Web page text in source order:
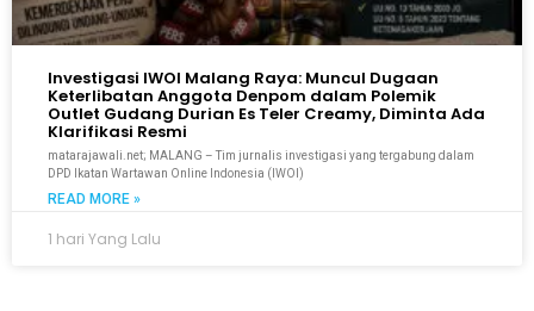
Investigasi IWOI Malang Raya: Muncul Dugaan
Keterlibatan Anggota Denpom dalam Polemik
Outlet Gudang Durian Es Teler Creamy, Diminta Ada
Klarifikasi Resmi
matarajawali.net; MALANG – Tim jurnalis investigasi yang tergabung dalam
DPD Ikatan Wartawan Online Indonesia (IWOI)
READ MORE »
1 hari Yang Lalu